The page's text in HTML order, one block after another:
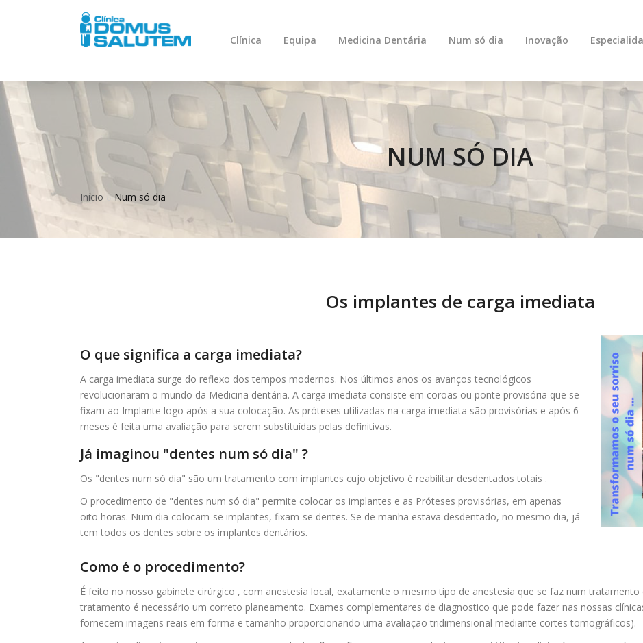
Clínica Equipa Medicina Dentária Num só dia Inovação
NUM SÓ DIA
Início Num só dia
Os implantes de carga imediata
O que significa a carga imediata?
A carga imediata surge do reflexo dos tempos modernos. Nos últimos anos os avanços tecnológicos
revolucionaram o mundo da Medicina dentária. A carga imediata consiste em coroas ou ponte provisória que se
fixam ao Implante logo após a sua colocação. As próteses utilizadas na carga imediata são provisórias e após 6
meses é feita uma avaliação para serem substituídas pelas definitivas.
Já imaginou "dentes num só dia" ?
Os "dentes num só dia" são um tratamento com implantes cujo objetivo é reabilitar desdentados totais .
O procedimento de "dentes num só dia" permite colocar os implantes e as Próteses provisórias, em apenas
oito horas. Num dia colocam-se implantes, fixam-se dentes. Se de manhã estava desdentado, no mesmo dia, já
tem todos os dentes sobre os implantes dentários.
Como é o procedimento?
É feito no nosso gabinete cirúrgico , com anestesia local, exatamente o mesmo tipo de anestesia que se faz num tratamento
tratamento é necessário um correto planeamento. Exames complementares de diagnostico que pode fazer nas nossas
fornecem imagens reais em forma e tamanho proporcionando uma avaliação tridimensional mediante cortes tomográficos).